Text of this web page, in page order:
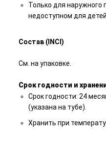
Только для наружного
недоступном для
Состав (INCI)
См. на упаковке.
Срок годности и
Срок годности: 24
(указана на тубе).
Хранить при